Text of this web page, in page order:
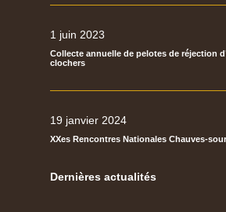
1 juin 2023
Collecte annuelle de pelotes de réjection
clochers
19 janvier 2024
XXes Rencontres Nationales Chauves-
Dernières actualités